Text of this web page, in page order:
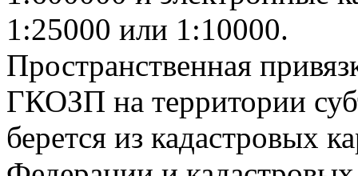
1:25000 или 1:10000.
Пространственная
ГКОЗП на территории
берется из кадастровых